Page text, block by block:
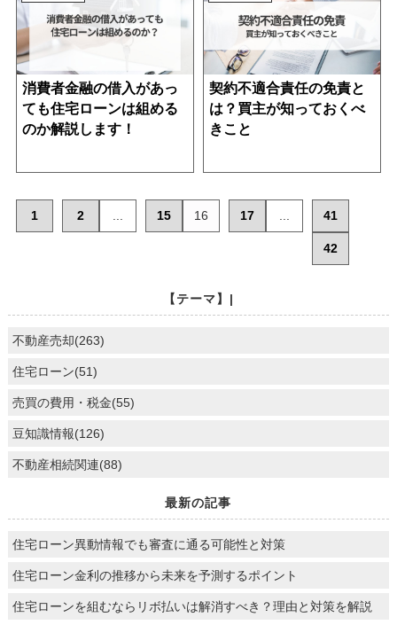
消費者金融の借入があっ
ても住宅ローンは組める
のか解説します！
契約不適合責任の免責と
は？買主が知っておくべ
きこと
1 2 15 16 17 41
42
【テーマ】|
不動産売却(263)
住宅ローン(51)
売買の費用・税金(55)
豆知識情報(126)
不動産相続関連(88)
最新の記事
住宅ローン異動情報でも審査に通る可能性と対策
住宅ローン金利の推移から未来を予測するポイント
住宅ローンを組むならリボ払いは解消すべき？理由と対策を解説